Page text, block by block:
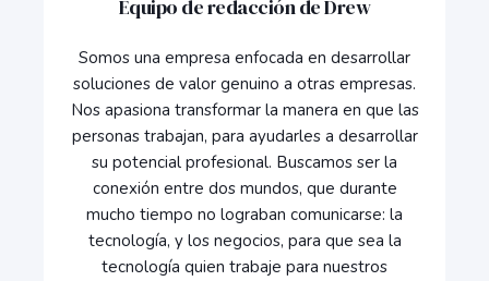
Equipo de redacción de Drew
Somos una empresa enfocada en desarrollar
soluciones de valor genuino a otras empresas.
Nos apasiona transformar la manera en que las
personas trabajan, para ayudarles a desarrollar
su potencial profesional. Buscamos ser la
conexión entre dos mundos, que durante
mucho tiempo no lograban comunicarse: la
tecnología, y los negocios, para que sea la
tecnología quien trabaje para nuestros